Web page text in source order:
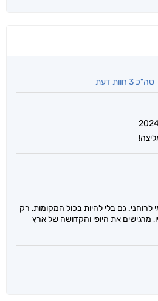
סה"כ 3 חוות דעת
לרוחני. גם בלי להיות בכול המקומות, רק
מרגישים את היופי והקדושה של ארץ